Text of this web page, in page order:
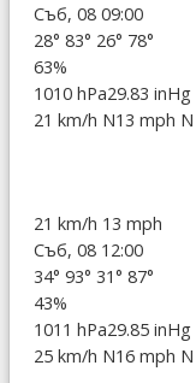
Съб, 08 09:00
28° 83° 26° 78°
63%
1010 hPa29.83 inHg
21 km/h N13 mph N
21 km/h 13 mph
Съб, 08 12:00
34° 93° 31° 87°
43%
1011 hPa29.85 inHg
25 km/h N16 mph N